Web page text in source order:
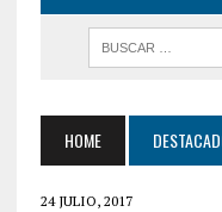
HOME
24 JULIO, 2017